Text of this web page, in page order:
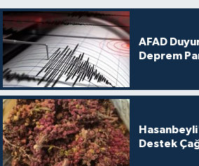
AFAD
Deprem
Destek